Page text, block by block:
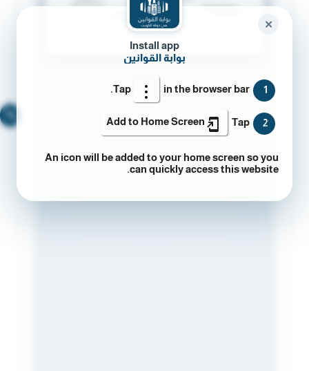
Install app
بوابة القوانين
1
Tap in the browser bar.
2
Tap
Add to Home Screen
An icon will be added to your home screen so you
can quickly access this website.
✕